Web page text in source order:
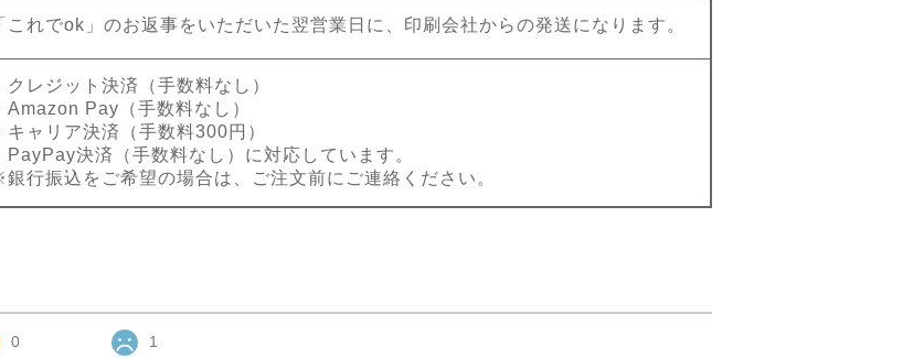
これでok」のお返事をいただいた翌営業日に、印刷会社からの発送になります。
クレジット決済（手数料なし）
Amazon Pay（手数料なし）
キャリア決済（手数料300円）
PayPay決済（手数料なし）に対応しています。
行振込をご希望の場合は、ご注文前にご連絡ください。
0 1